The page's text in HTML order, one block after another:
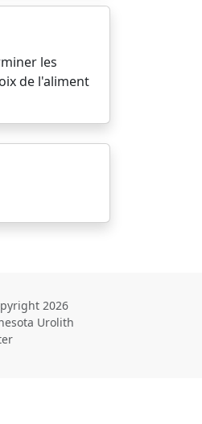
les
de l'aliment
2026
Urolith